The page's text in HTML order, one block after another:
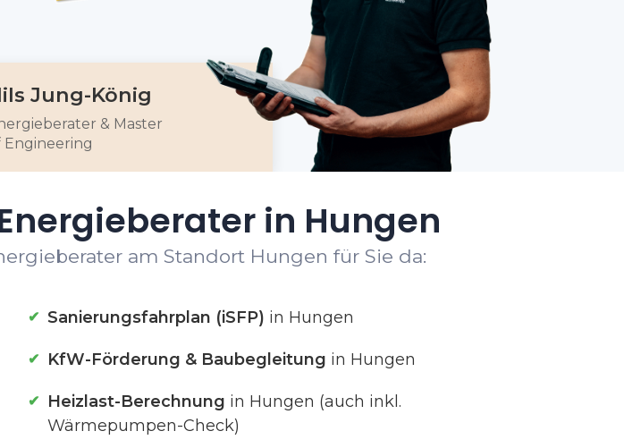
Jung-König
& Master
Engineering
in Hungen
am Standort Hungen für Sie da:
Sanierungsfahrplan (iSFP) in Hungen
KfW-Förderung & Baubegleitung in Hungen
Heizlast-Berechnung in Hungen (auch inkl.
Wärmepumpen-Check)